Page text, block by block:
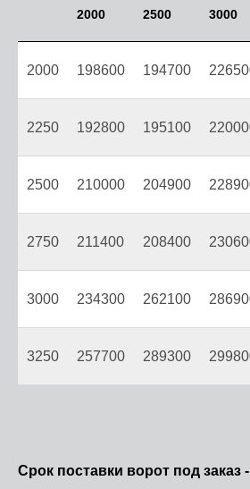
2000 2500 3000
2000 198600 194700
2250 192800 195100
2500 210000 204900
2750 211400 208400
3000 234300 262100
3250 257700 289300
Срок поставки ворот под заказ